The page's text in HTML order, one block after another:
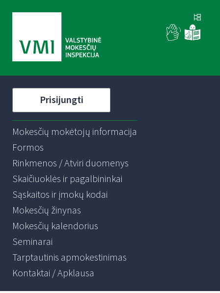
Prisijungti
Mokesčių mokėtojų informacija
Formos
Rinkmenos / Atviri duomenys
Skaičiuoklės ir pagalbininkai
Sąskaitos ir įmokų kodai
Mokesčių žinynas
Mokesčių kalendorius
Seminarai
Tarptautinis apmokestinimas
Kontaktai / Apklausa